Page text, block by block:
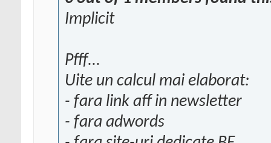
Implicit
Pfff...
Uite un calcul mai elaborat:
- fara link aff in newsletter
- fara adwords